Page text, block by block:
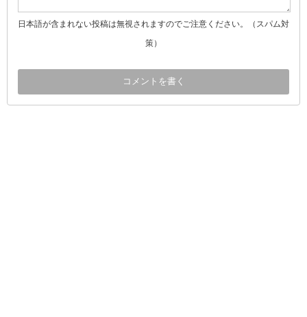
日本語が含まれない投稿は無視されますのでご注意ください。（スパム対
策）